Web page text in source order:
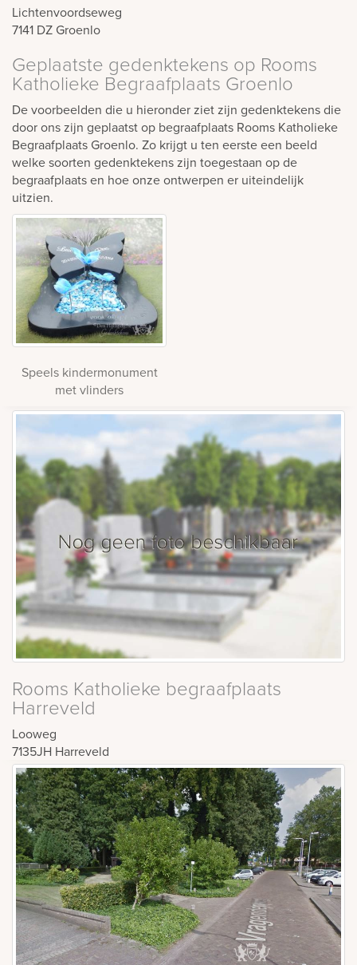
Lichtenvoordseweg
7141 DZ Groenlo
Geplaatste gedenktekens op Rooms
Katholieke Begraafplaats Groenlo
De voorbeelden die u hieronder ziet zijn gedenktekens die
door ons zijn geplaatst op begraafplaats Rooms Katholieke
Begraafplaats Groenlo. Zo krijgt u ten eerste een beeld
welke soorten gedenktekens zijn toegestaan op de
begraafplaats en hoe onze ontwerpen er uiteindelijk
uitzien.
Speels kindermonument
met vlinders
Rooms Katholieke begraafplaats
Harreveld
Looweg
7135JH Harreveld